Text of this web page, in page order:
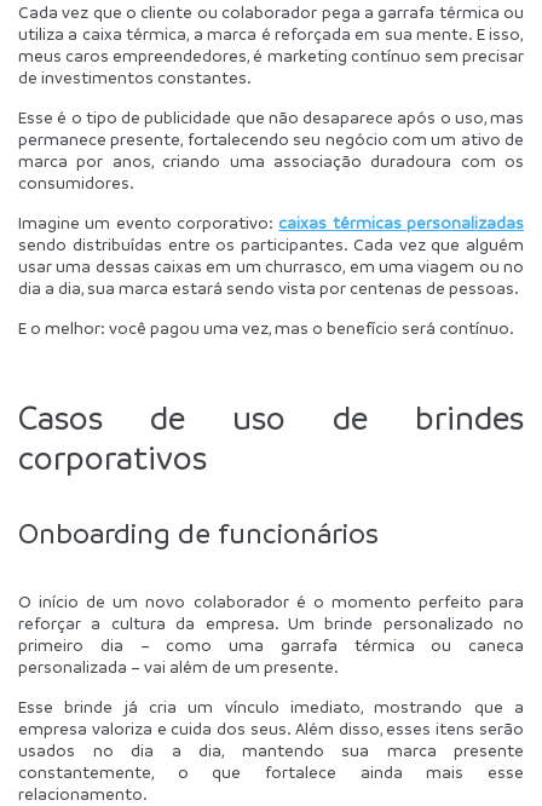
Cada vez que o cliente ou colaborador pega a garrafa térmica ou
utiliza a caixa térmica, a marca é reforçada em sua mente. E isso,
meus caros empreendedores, é marketing contínuo sem precisar
de investimentos constantes.
Esse é o tipo de publicidade que não desaparece após o uso, mas
permanece presente, fortalecendo seu negócio com um ativo de
marca por anos, criando uma associação duradoura com os
consumidores.
Imagine um evento corporativo: caixas térmicas personalizadas
sendo distribuídas entre os participantes. Cada vez que alguém
usar uma dessas caixas em um churrasco, em uma viagem ou no
dia a dia, sua marca estará sendo vista por centenas de pessoas.
E o melhor: você pagou uma vez, mas o benefício será contínuo.
Casos de uso de brindes
corporativos
Onboarding de funcionários
O início de um novo colaborador é o momento perfeito para
reforçar a cultura da empresa. Um brinde personalizado no
primeiro dia – como uma garrafa térmica ou caneca
personalizada – vai além de um presente.
Esse brinde já cria um vínculo imediato, mostrando que a
empresa valoriza e cuida dos seus. Além disso, esses itens serão
usados no dia a dia, mantendo sua marca presente
constantemente, o que fortalece ainda mais esse
relacionamento.